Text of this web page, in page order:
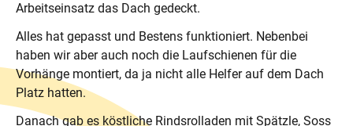
Arbeitseinsatz das Dach gedeckt.
Alles hat gepasst und Bestens funktioniert. Nebenbei
haben wir aber auch noch die Laufschienen für die
Vorhänge montiert, da ja nicht alle Helfer auf dem Dach
Platz hatten.
Danach gab es köstliche Rindsrolladen mit Spätzle, Soss